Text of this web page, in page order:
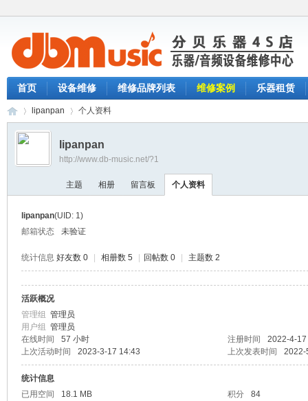
首页 设备维修 维修品牌列表 维修案例 乐器租赁
›
lipanpan 个人资料
lipanpan
http://www.db-music.net/?1
主题 相册 留言板 个人资料
lipanpan(UID: 1)
邮箱状态
未验证
统计信息 好友数 0 相册数 5 回帖数 0 主题数 2
活跃概况
管理组 管理员
用户组 管理员
在线时间
57 小时 注册时间
2022-4-
上次活动时间
2023-3-17 14:43 上次发表时间 2022-
统计信息
已用空间
18.1 MB 积分
84